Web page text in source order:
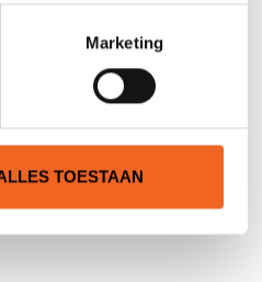
Marketing
TOESTAAN